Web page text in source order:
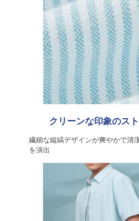
クリーンな印象のス
繊細な縦縞デザインが爽やかで清
を演出